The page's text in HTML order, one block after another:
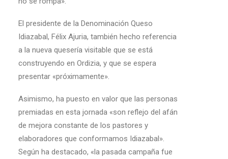
El presidente de la Denominación Queso
Idiazabal, Félix Ajuria, también hecho referencia
a la nueva quesería visitable que se está
construyendo en Ordizia, y que se espera
presentar «próximamente».
Asimismo, ha puesto en valor que las personas
premiadas en esta jornada «son reflejo del afán
de mejora constante de los pastores y
elaboradores que conformamos Idiazabal».
Según ha destacado, «la pasada campaña fue